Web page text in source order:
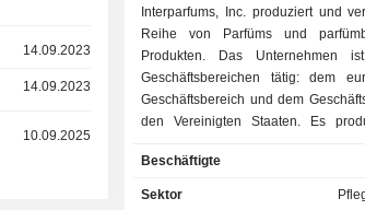
14.09.2023
14.09.2023
10.09.2025
Interparfums, Inc. produziert und
Reihe von Parfüms und
Produkten. Das Unternehmen
Geschäftsbereichen tätig: dem
Geschäftsbereich und dem
den Vereinigten Staaten. Es
Lizenzvereinbarungen mit
verkauft Parfümprodukte
Beschäftigte
Sektor